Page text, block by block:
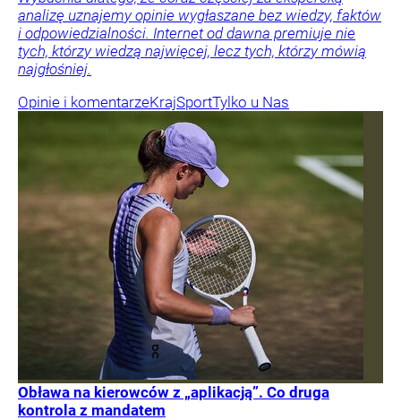
analizę uznajemy opinie wygłaszane bez wiedzy, faktów
i odpowiedzialności. Internet od dawna premiuje nie
tych, którzy wiedzą najwięcej, lecz tych, którzy mówią
najgłośniej.
Opinie i komentarzeKrajSportTylko u Nas
Obława na kierowców z „aplikacją”. Co druga
kontrola z mandatem